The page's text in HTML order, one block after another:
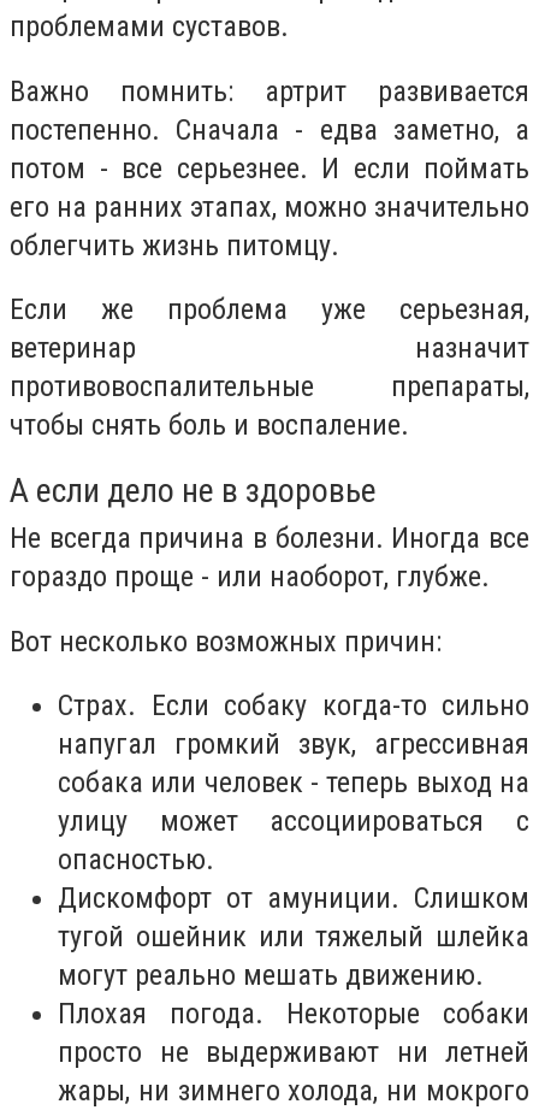
проблемами суставов.
Важно помнить: артрит развивается
постепенно. Сначала - едва заметно, а
потом - все серьезнее. И если поймать
его на ранних этапах, можно значительно
облегчить жизнь питомцу.
Если же проблема уже серьезная,
ветеринар назначит
противовоспалительные препараты,
чтобы снять боль и воспаление.
А если дело не в здоровье
Не всегда причина в болезни. Иногда все
гораздо проще - или наоборот, глубже.
Вот несколько возможных причин:
Страх. Если собаку когда-то сильно
напугал громкий звук, агрессивная
собака или человек - теперь выход на
улицу может ассоциироваться с
опасностью.
Дискомфорт от амуниции. Слишком
тугой ошейник или тяжелый шлейка
могут реально мешать движению.
Плохая погода. Некоторые собаки
просто не выдерживают ни летней
жары, ни зимнего холода, ни мокрого